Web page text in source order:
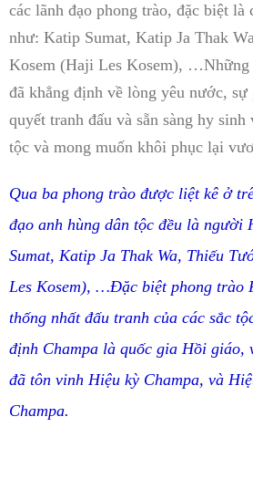
các lãnh đạo phong trào, đặc biệt là
như: Katip Sumat, Katip Ja Thak
Kosem (Haji Les Kosem), …Những
đã khẳng định về lòng yêu nước, sự
quyết tranh đấu và sẵn sàng hy
tộc và mong muốn khôi phục lại
Qua ba phong trào được liệt kê ở
đạo anh hùng dân tộc đều là
Sumat, Katip Ja Thak Wa, Thiếu
Les Kosem), …Đặc biệt phong trào
thống nhất đấu tranh của các sắc
định Champa là quốc gia Hồi giáo,
đã tôn vinh Hiệu kỳ Champa, và
Champa.